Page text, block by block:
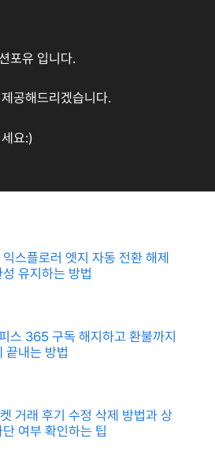
포유 입니다.
공해드리겠습니다.
요:)
스플로러 엣지 자동 전환 해제
유지하는 방법
스 365 구독 해지하고 환불까지
끝내는 방법
거래 후기 수정 삭제 방법과 상
여부 확인하는 팁